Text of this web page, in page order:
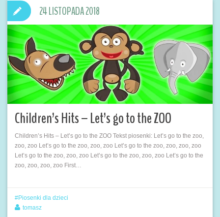
Children’s Hits – Let’s go to the ZOO
Children’s Hits – Let’s go to the ZOO Tekst piosenki: Let’s go to the zoo,
zoo, zoo Let’s go to the zoo, zoo, zoo Let’s go to the zoo, zoo, zoo, zoo
Let’s go to the zoo, zoo, zoo Let’s go to the zoo, zoo, zoo Let’s go to the
zoo, zoo, zoo, zoo First…
24 LISTOPADA 2018
Piosenki dla dzieci
tomasz